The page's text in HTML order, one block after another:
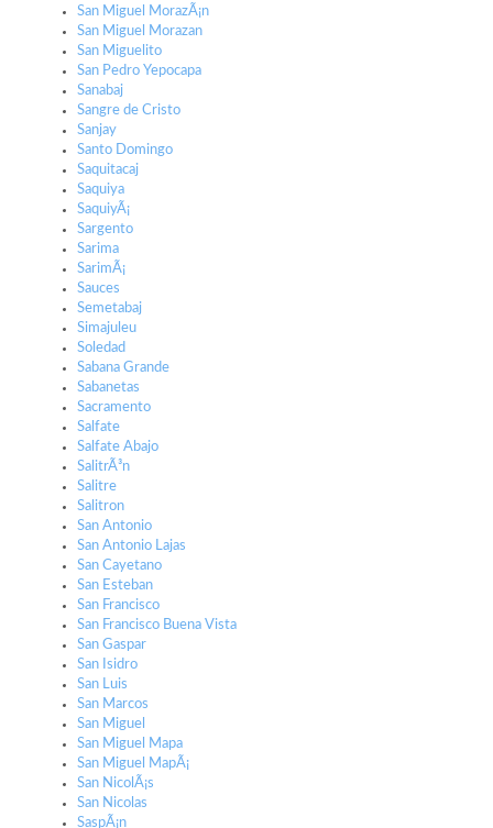
San Miguel MorazÃ¡n
San Miguel Morazan
San Miguelito
San Pedro Yepocapa
Sanabaj
Sangre de Cristo
Sanjay
Santo Domingo
Saquitacaj
Saquiya
SaquiyÃ¡
Sargento
Sarima
SarimÃ¡
Sauces
Semetabaj
Simajuleu
Soledad
Sabana Grande
Sabanetas
Sacramento
Salfate
Salfate Abajo
SalitrÃ³n
Salitre
Salitron
San Antonio
San Antonio Lajas
San Cayetano
San Esteban
San Francisco
San Francisco Buena Vista
San Gaspar
San Isidro
San Luis
San Marcos
San Miguel
San Miguel Mapa
San Miguel MapÃ¡
San NicolÃ¡s
San Nicolas
SaspÃ¡n